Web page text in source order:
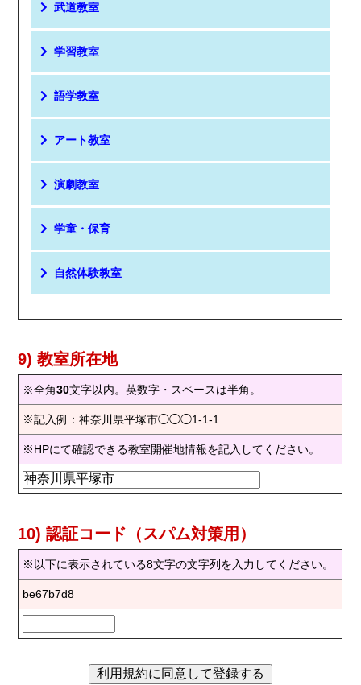
武道教室
学習教室
語学教室
アート教室
演劇教室
学童・保育
自然体験教室
9) 教室所在地
※全角30文字以内。英数字・スペースは半角。
※記入例：神奈川県平塚市◯◯◯1-1-1
※HPにて確認できる教室開催地情報を記入してください。
10) 認証コード（スパム対策用）
※以下に表示されている8文字の文字列を入力してください。
be67b7d8